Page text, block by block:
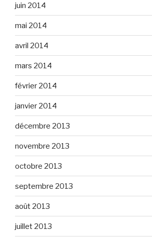
juin 2014
mai 2014
avril 2014
mars 2014
février 2014
janvier 2014
décembre 2013
novembre 2013
octobre 2013
septembre 2013
août 2013
juillet 2013